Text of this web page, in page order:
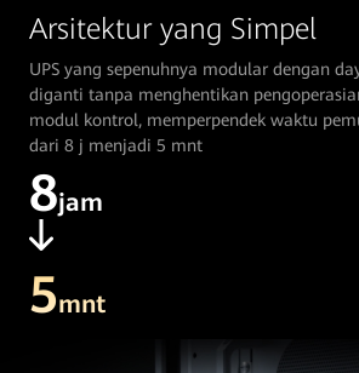
Arsitektur yang Simpel
UPS yang sepenuhnya modular dengan
diganti tanpa menghentikan
modul kontrol, memperpendek waktu
dari 8 j menjadi 5 mnt
8jam
5mnt